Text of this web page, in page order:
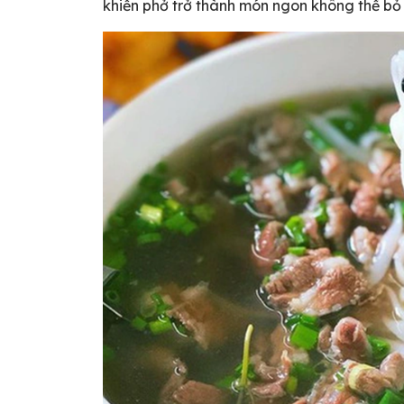
khiến phở trở thành món ngon không thể